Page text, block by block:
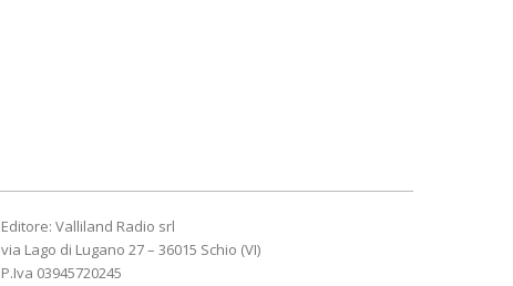
Editore: Valliland Radio srl
via Lago di Lugano 27 – 36015 Schio (VI)
P.Iva 03945720245